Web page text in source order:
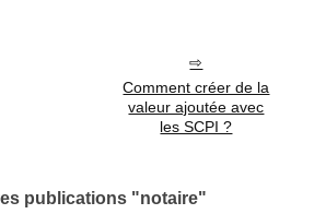
Comment créer de la
valeur ajoutée avec
les SCPI ?
publications "notaire"